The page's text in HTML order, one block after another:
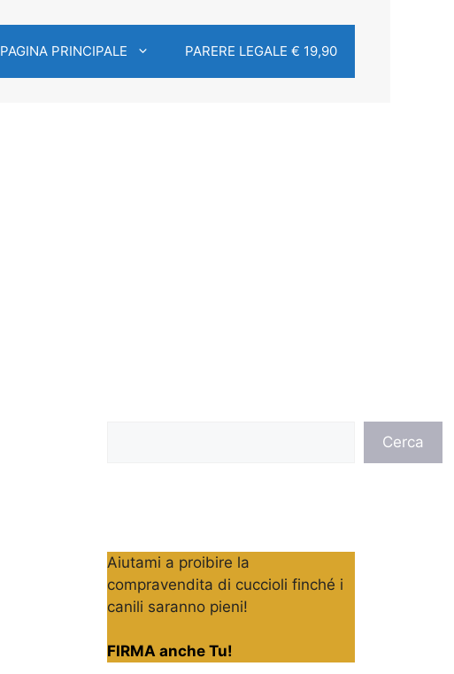
PAGINA PRINCIPALE PARERE LEGALE € 19,90
Cerca
Aiutami a proibire la
compravendita di cuccioli finché i
canili saranno pieni!
FIRMA anche Tu!